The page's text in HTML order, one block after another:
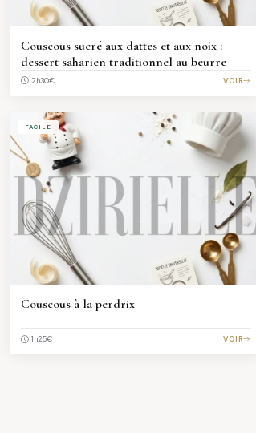
Couscous sucré aux dattes et aux noix :
dessert saharien traditionnel au beurre
2h30€ VOIR
FACILE
Couscous à la perdrix
1h25€ VOIR